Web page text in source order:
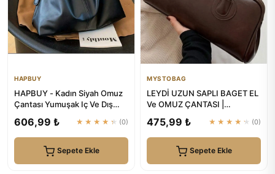
HAPBUY
HAPBUY - Kadın Siyah Omuz
Çantası Yumuşak Iç Ve Dış
606,99 ₺ ★★★★★ (0)
Sepete Ekle
MYSTOBAG
LEYDİ UZUN SAPLI BAGET EL
Ve OMUZ ÇANTASI |
475,99 ₺ ★★★★★ (0)
Sepete Ekle